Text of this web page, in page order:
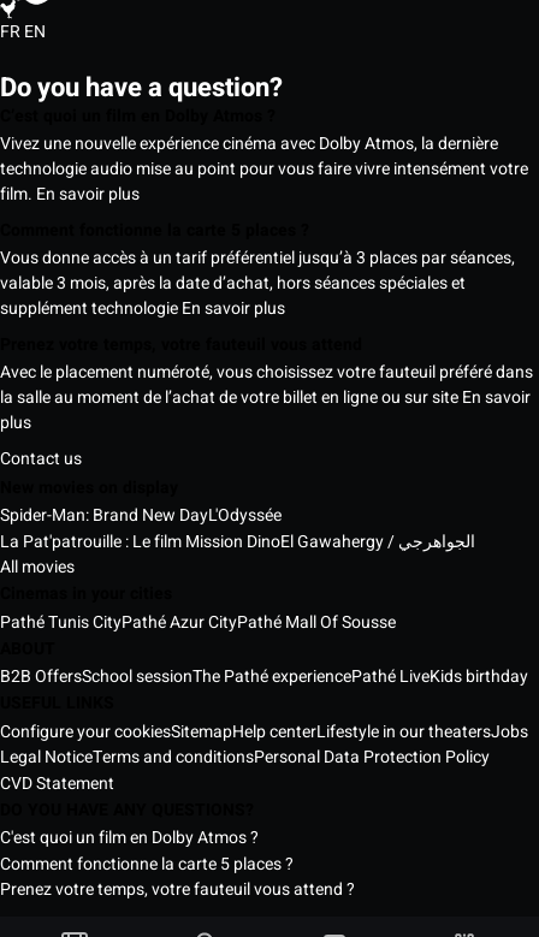
FREN
Do you have a question?
Vivez une nouvelle expérience cinéma avec Dolby Atmos, la dernière
technologie audio mise au point pour vous faire vivre intensément votre
film. En savoir plus
Vous donne accès à un tarif préférentiel jusqu’à 3 places par séances,
valable 3 mois, après la date d’achat, hors séances spéciales et
supplément technologieEn savoir plus
Avec le placement numéroté, vous choisissez votre fauteuil préféré dans
la salle au moment de l’achat de votre billet en ligne ou sur siteEn savoir
plus
Contact us
Spider-Man: Brand New DayL'Odyssée
La Pat'patrouille : Le film Mission Dino
El Gawahergy / الجواهرجي
All movies
Pathé Tunis CityPathé Azur CityPathé Mall Of Sousse
B2B OffersSchool sessionThe Pathé experiencePathé LiveKids birthday
Configure your cookiesSitemapHelp centerLifestyle in our theatersJobs
Legal NoticeTerms and conditionsPersonal Data Protection Policy
CVD Statement
C'est quoi un film en Dolby Atmos ?
Comment fonctionne la carte 5 places ?
Prenez votre temps, votre fauteuil vous attend ?